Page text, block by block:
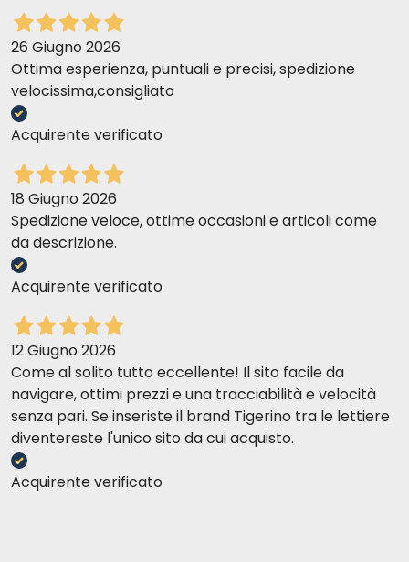
26 Giugno 2026
Ottima esperienza, puntuali e precisi, spedizione
velocissima,consigliato
Acquirente verificato
18 Giugno 2026
Spedizione veloce, ottime occasioni e articoli come
da descrizione.
Acquirente verificato
12 Giugno 2026
Come al solito tutto eccellente! Il sito facile da
navigare, ottimi prezzi e una tracciabilità e velocità
senza pari. Se inseriste il brand Tigerino tra le lettiere
diventereste l'unico sito da cui acquisto.
Acquirente verificato